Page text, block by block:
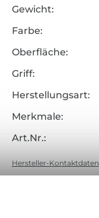
Gewicht:
Farbe:
Oberfläche:
Griff:
Herstellungsart:
Merkmale:
Art.Nr.:
Hersteller-Kontaktdaten